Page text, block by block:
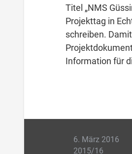
Titel „NMS
Projekttag in
schreiben.
Information für
6. März 2016
2015/16